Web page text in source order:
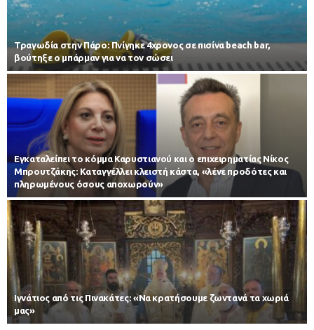
Τραγωδία στην Πάρο: Πνίγηκε 4χρονος σε πισίνα beach bar,
βούτηξε ο μπάρμαν για να τον σώσει
Εγκαταλείπει το κόμμα Καρυστιανού και ο επιχειρηματίας Νίκος
Μπρουτζάκης: Καταγγέλλει κλειστή κάστα, «λένε προδότες και
πληρωμένους όσους αποχωρούν»
Ιγνάτιος από τις Πινακάτες: «Να κρατήσουμε ζωντανά τα χωριά
μας»